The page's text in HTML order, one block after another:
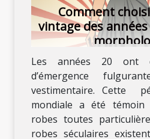
Comment
vintage des
Les années 20 ont
d’émergence
vestimentaire. Cette
mondiale a été témoin
robes toutes
robes séculaires